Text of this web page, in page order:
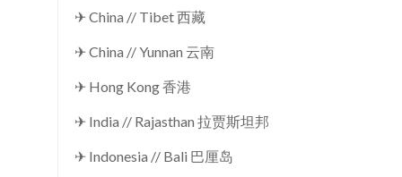
✈ China // Tibet 西藏
✈ China // Yunnan 云南
✈ Hong Kong 香港
✈ India // Rajasthan 拉贾斯坦邦
✈ Indonesia // Bali 巴厘岛